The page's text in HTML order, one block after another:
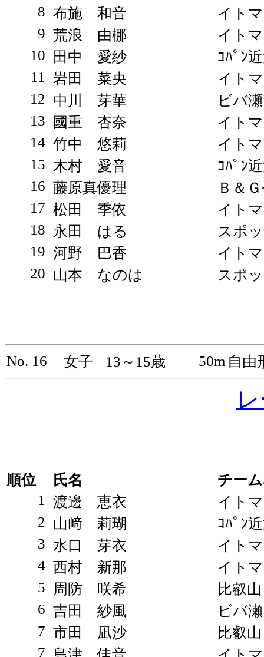
8 布施 和音
イト
9 荒浪 由梛
イト
10
田中 愛紗
ｺﾊﾟﾝ
11
岩田 菜央
イト
12 中川 芽華
ビバ
13
國重 杏奈
イト
14 竹中 悠莉
イト
15 木村 愛音
ｺﾊﾟﾝ
16 藤原真優理
Ｂ＆
17 松田 季依
イト
18 永田 はる
スポ
19 河野 巴香
イト
20 山本 なのは スポ
No. 16 女子 13～15歳 50m 自由
順位 氏名
チー
1
渡邊 恵衣
イト
2 山﨑 莉瑚
ｺﾊﾟﾝ
3 水口 芽衣
イト
4 西村 新那
イト
5
周防 咲希
比叡山
6 吉田 紗風
ビバ
7 市田 凪沙
比叡山
7